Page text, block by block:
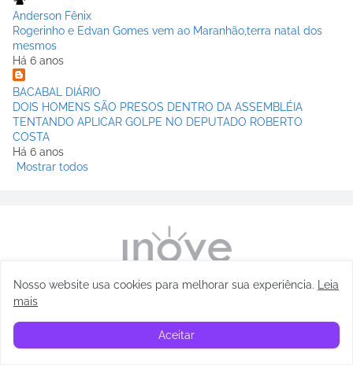
Anderson Fênix
Rogerinho e Edvan Gomes vem ao Maranhão,terra natal dos
mesmos
Há 6 anos
BACABAL DIÁRIO
DOIS HOMENS SÃO PRESOS DENTRO DA ASSEMBLÉIA
TENTANDO APLICAR GOLPE NO DEPUTADO ROBERTO
COSTA
Há 6 anos
Mostrar todos
Nosso website usa cookies para melhorar sua experiência.
Leia
mais
Aceitar